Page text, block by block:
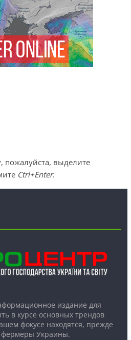
выделите
Ctrl+Enter.
издание для
в курсе основных трендов
фокусе находятся, прежде
фермеры Украины.